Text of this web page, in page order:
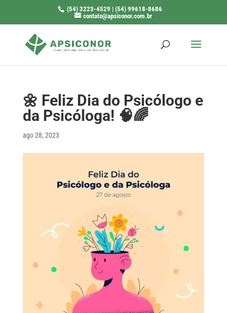
(54) 3223-4529 | (54) 99618-8686
contato@apsiconor.com.br
🌼 Feliz Dia do Psicólogo e
da Psicóloga! 🧠🌈
ago 28, 2023